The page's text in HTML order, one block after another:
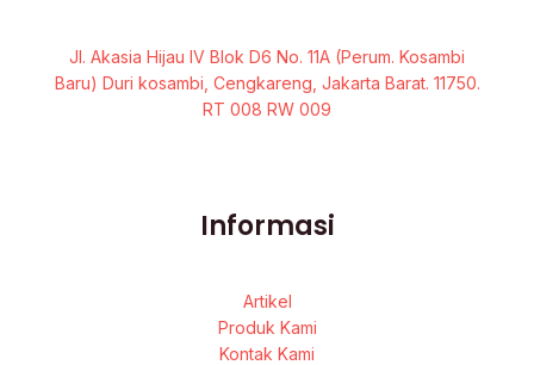
Jl. Akasia Hijau IV Blok D6 No. 11A (Perum. Kosambi
Baru) Duri kosambi, Cengkareng, Jakarta Barat. 11750.
RT 008 RW 009
Informasi
Artikel
Produk Kami
Kontak Kami